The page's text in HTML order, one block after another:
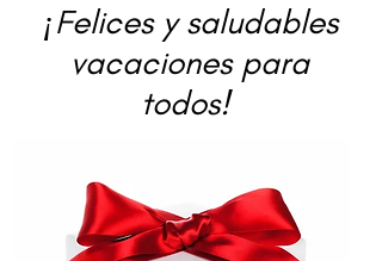
¡Felices y saludables
vacaciones para
todos!